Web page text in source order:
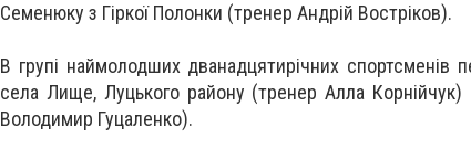
Семенюку з Гіркої Полонки (тренер Андрій Востріков).
В групі наймолодших дванадцятирічних
села Лище, Луцького району (тренер Алла Корнійчук)
Володимир Гуцаленко).